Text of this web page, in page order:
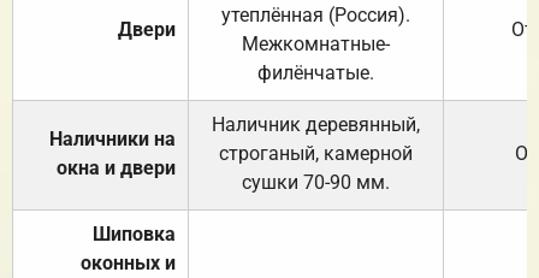
Двери
утеплённая (Россия).
Межкомнатные-
филёнчатые.
Наличники на
окна и двери
Наличник деревянный,
строганый, камерной
сушки 70-90 мм.
Шиповка
оконных и